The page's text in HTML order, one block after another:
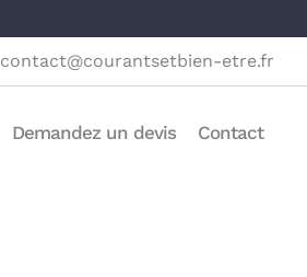
contact@courantsetbien-etre.fr
Demandez un devis Contact